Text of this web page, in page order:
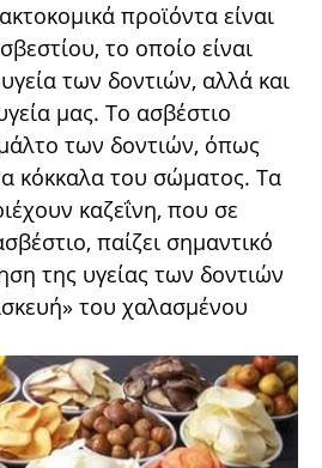
προϊόντα είναι
το οποίο είναι
των δοντιών, αλλά και
μας. Το ασβέστιο
των δοντιών, όπως
κόκκαλα του σώματος. Τα
καζεΐνη, που σε
παίζει σημαντικό
της υγείας των δοντιών
του χαλασμένου